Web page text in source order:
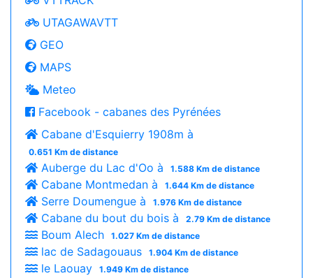
UTAGAWAVTT
GEO
MAPS
Meteo
Facebook - cabanes des Pyrénées
Cabane d'Esquierry 1908m à
0.651 Km de distance
Auberge du Lac d'Oo à 1.588 Km de distance
Cabane Montmedan à 1.644 Km de distance
Serre Doumengue à 1.976 Km de distance
Cabane du bout du bois à 2.79 Km de distance
Boum Alech 1.027 Km de distance
lac de Sadagouaus 1.904 Km de distance
le Laouay 1.949 Km de distance